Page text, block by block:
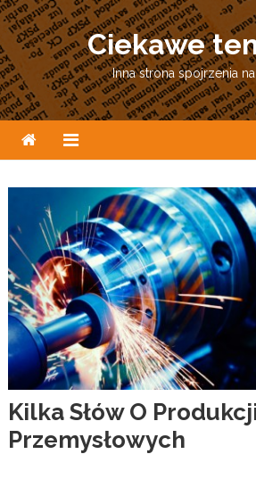
Skip
to
content
Ciekawe
Inna strona spojrzenia
Kilka Słów O
Przemysłowych